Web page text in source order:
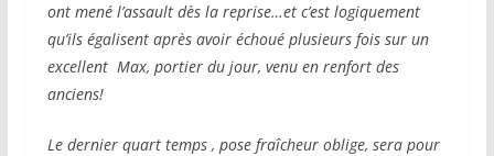
ont mené l’assault dès la reprise…et c’est logiquement
qu’ils égalisent après avoir échoué plusieurs fois sur un
excellent Max, portier du jour, venu en renfort des
anciens!
Le dernier quart temps , pose fraîcheur oblige, sera pour